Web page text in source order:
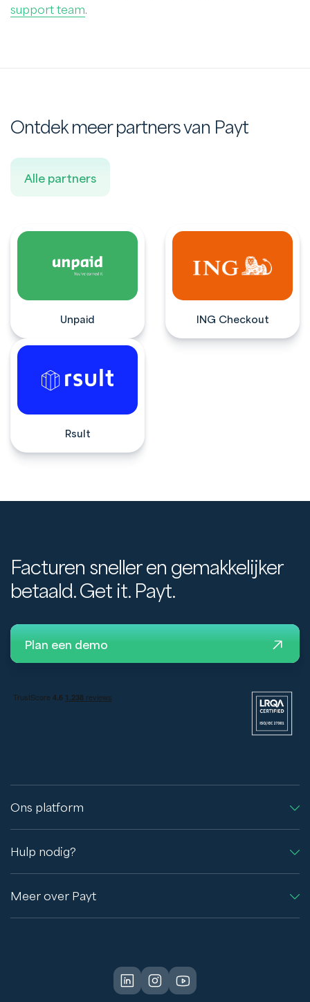
support team.
Ontdek meer partners van Payt
Alle partners
Unpaid ING Checkout
Rsult
Facturen sneller en gemakkelijker
betaald. Get it. Payt.
Plan een demo
Ons platform
Hulp nodig?
Meer over Payt